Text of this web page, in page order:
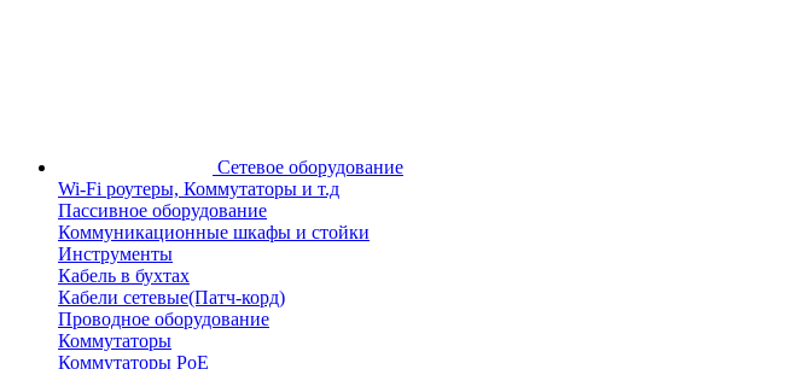
Сетевое оборудование
Wi-Fi роутеры, Коммутаторы и т.д
Пассивное оборудование
Коммуникационные шкафы и стойки
Инструменты
Кабель в бухтах
Кабели сетевые(Патч-корд)
Проводное оборудование
Коммутаторы
Коммутаторы PoE